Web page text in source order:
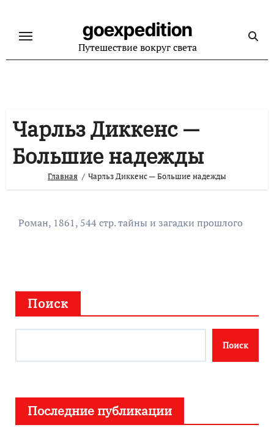
содержанию
goexpedition
Путешествие вокруг света
Чарльз Диккенс —
Большие надежды
Главная Чарльз Диккенс — Большие надежды
Роман, 1861, 544 стр. тайны и загадки прошлого
Поиск
Поиск
Последние публикации